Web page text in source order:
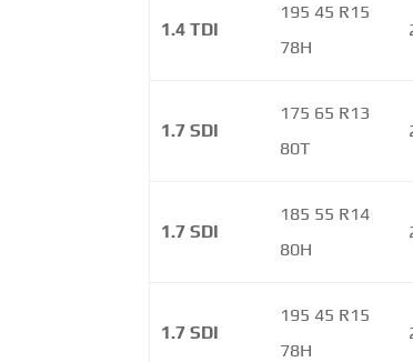
1.4 TDI
195 45 R15
78H
1.7 SDI
175 65 R13
80T
1.7 SDI
185 55 R14
80H
1.7 SDI
195 45 R15
78H